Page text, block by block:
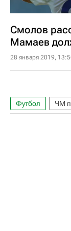
Смолов
Мамаев
28 января 2019,
Футбол ЧМ